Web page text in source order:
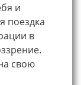
и
поездка
в
свою